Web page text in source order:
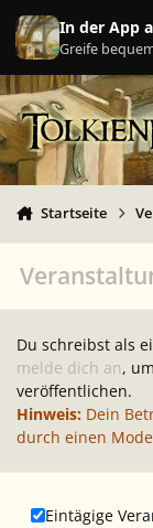
Zu Inhalt springen
In der App
Greife
Startseite
Du schreibst als
melde dich an,
veröffentlichen.
Hinweis: Dein
durch einen
Eintägige